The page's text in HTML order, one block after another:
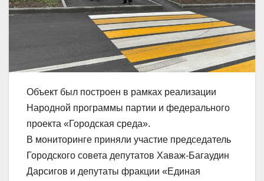
Объект был построен в рамках реализации
Народной программы партии и федерального
проекта «Городская среда».
В мониторинге приняли участие председатель
Городского совета депутатов Хаваж-Багаудин
Дарсигов и депутаты фракции «Единая